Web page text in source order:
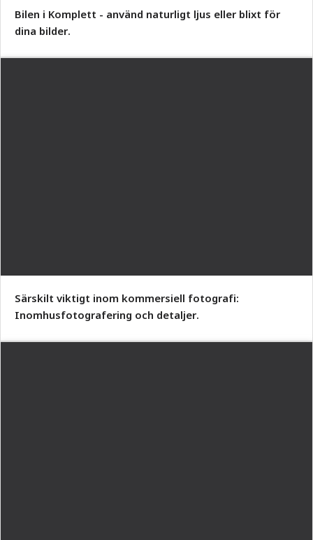
Bilen i Komplett - använd naturligt ljus eller blixt för
dina bilder.
Särskilt viktigt inom kommersiell fotografi:
Inomhusfotografering och detaljer.